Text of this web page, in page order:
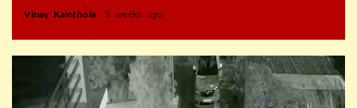
Vinay Kainthola 3 weeks ago